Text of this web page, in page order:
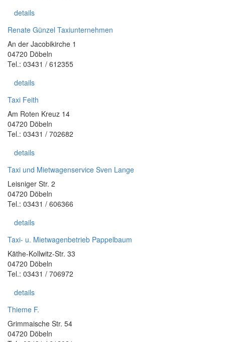
details
Renate Günzel Taxiunternehmen
An der Jacobikirche 1
04720 Döbeln
Tel.: 03431 / 612355
details
Taxi Feith
Am Roten Kreuz 14
04720 Döbeln
Tel.: 03431 / 702682
details
Taxi und Mietwagenservice Sven Lange
Leisniger Str. 2
04720 Döbeln
Tel.: 03431 / 606366
details
Taxi- u. Mietwagenbetrieb Pappelbaum
Käthe-Kollwitz-Str. 33
04720 Döbeln
Tel.: 03431 / 706972
details
Thieme F.
Grimmaische Str. 54
04720 Döbeln